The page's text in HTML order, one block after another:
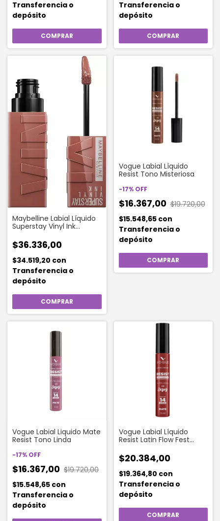
Transferencia o
depósito
Transferencia o
depósito
Maybelline Labial Líquido
Superstay Vinyl Ink
$36.336,00
$34.519,20 con
Transferencia o
depósito
Vogue Labial Líquido
Resist Tono Misteriosa
-17% OFF
$16.367,00 $19.720,00
$15.548,65 con
Transferencia o
depósito
Vogue Labial Liquido Mate
Resist Tono Linda
-17% OFF
$16.367,00 $19.720,00
$15.548,65 con
Transferencia o
depósito
Vogue Labial Líquido
Resist Latin Flow Fest
$20.384,00
$19.364,80 con
Transferencia o
depósito